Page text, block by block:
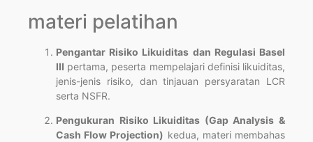
materi pelatihan
Pengantar Risiko Likuiditas dan Regulasi Basel
III pertama, peserta mempelajari definisi likuiditas,
jenis-jenis risiko, dan tinjauan persyaratan LCR
serta NSFR.
Pengukuran Risiko Likuiditas (Gap Analysis &
Cash Flow Projection) kedua, materi membahas